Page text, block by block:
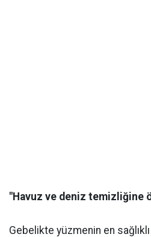
"Havuz ve deniz temizliğine
Gebelikte yüzmenin en